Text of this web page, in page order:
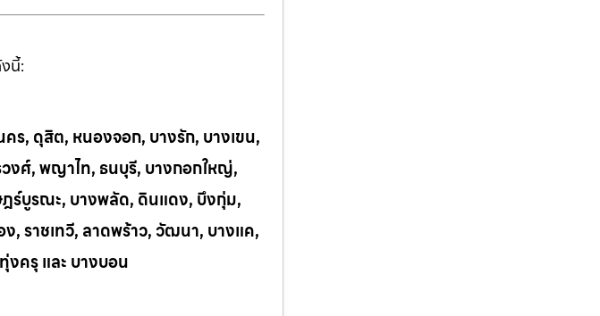
นี้:
คร, ดุสิต, หนองจอก, บางรัก, บางเขน,
งศ์, พญาไท, ธนบุรี, บางกอกใหญ่,
ร์บูรณะ, บางพลัด, ดินแดง, บึงกุ่ม,
, ราชเทวี, ลาดพร้าว, วัฒนา, บางแค,
ครุ และ บางบอน